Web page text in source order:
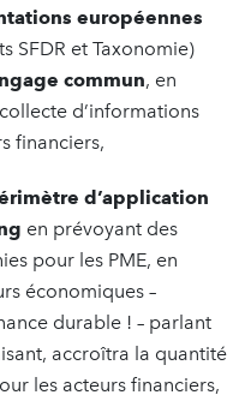
européennes
SFDR et Taxonomie)
commun, en
d’informations
financiers,
d’application
en prévoyant des
pour les PME, en
économiques –
durable ! – parlant
accroîtra la quantité
les acteurs financiers,